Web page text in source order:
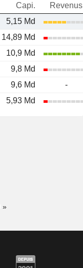
Capi.
Revenus
5,15 Md
14,89 Md
10,9 Md
9,8 Md
9,6 Md
-
5,93 Md